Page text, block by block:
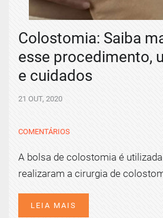
Colostomia: Saiba
esse procedimento,
e cuidados
21 OUT, 2020
COMENTÁRIOS
A bolsa de colostomia é
realizaram a cirurgia de
LEIA MAIS